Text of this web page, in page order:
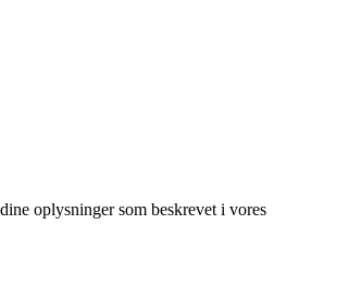
oplysninger som beskrevet i vores